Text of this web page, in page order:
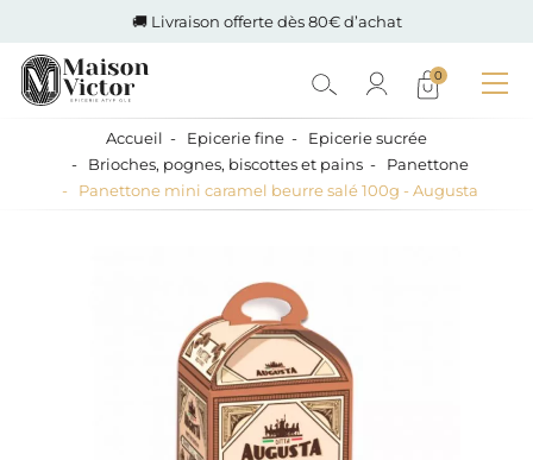
🚚 Livraison offerte dès 80€ d’achat
0
Accueil Epicerie fine
Epicerie sucrée
Brioches, pognes, biscottes et pains
Panettone
Panettone mini caramel beurre salé 100g - Augusta